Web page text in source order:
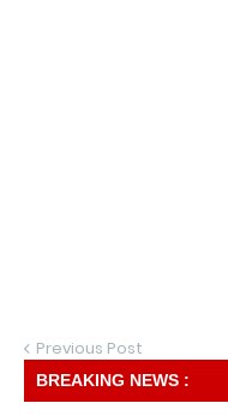
Previous Post
BREAKING NEWS :